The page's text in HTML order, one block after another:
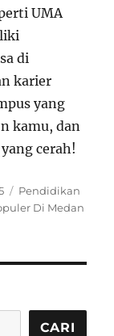
UMA
di
karier
yang
kamu, dan
cerah!
Categories
Pendidikan
Di Medan
CARI